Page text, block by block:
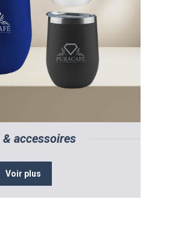
accessoires
Voir plus